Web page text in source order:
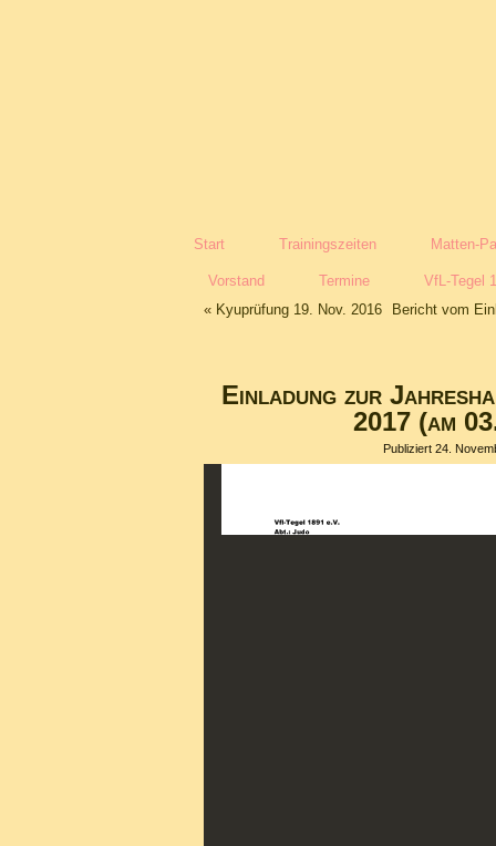
Start Trainingszeiten Matten-
Vorstand Termine
VfL-Tegel
« Kyuprüfung 19. Nov. 2016 Bericht vom
Einladung zur
2017 (am
Publiziert 24.